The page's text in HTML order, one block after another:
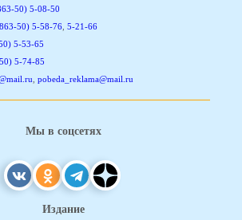
50) 5-08-50
50) 5-58-76, 5-21-66
5-53-65
5-74-85
, pobeda_reklama@mail.ru
Мы в соцсетях
Издание